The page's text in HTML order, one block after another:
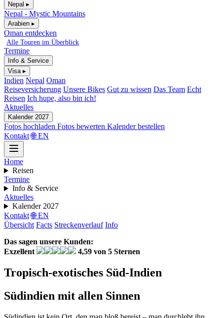
Nepal ▸
Nepal - Mystic Mountains
Arabien ▸
Oman entdecken
Alle Touren im Überblick
Termine
Info & Service
Visa ▸
Indien Nepal Oman
Reiseversicherung Unsere Bikes Gut zu wissen Das Team Echt
Reisen Ich hupe, also bin ich!
Aktuelles
Kalender 2027
Fotos hochladen Fotos bewerten Kalender bestellen
Kontakt 🌐 EN
Home
Reisen
Termine
Info & Service
Aktuelles
Kalender 2027
Kontakt 🌐 EN
Übersicht Facts Streckenverlauf Info
Das sagen unsere Kunden:
Exzellent
4,59 von 5 Sternen
Tropisch-exotisches Süd-Indien
Südindien mit allen Sinnen